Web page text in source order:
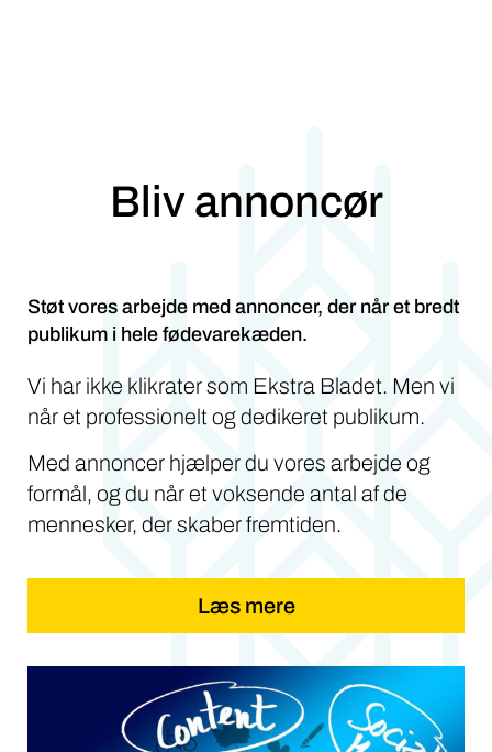
Bliv annoncør
Støt vores arbejde med annoncer, der når et bredt
publikum i hele fødevarekæden.
Vi har ikke klikrater som Ekstra Bladet. Men vi
når et professionelt og dedikeret publikum.
Med annoncer hjælper du vores arbejde og
formål, og du når et voksende antal af de
mennesker, der skaber fremtiden.
Læs mere